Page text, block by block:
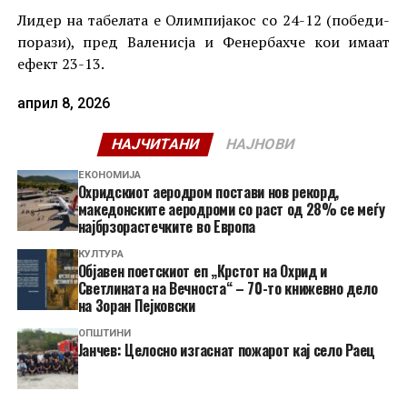
Лидер на табелата е Олимпијакос со 24-12 (победи-
порази), пред Валенисја и Фенербахче кои имаат
ефект 23-13.
април 8, 2026
НАЈЧИТАНИ НАЈНОВИ
ЕКОНОМИЈА
Охридскиот аеродром постави нов рекорд,
македонските аеродроми со раст од 28% се меѓу
најбрзорастечките во Европа
КУЛТУРА
Објавен поетскиот еп „Крстот на Охрид и
Светлината на Вечноста“ – 70-то книжевно дело
на Зоран Пејковски
ОПШТИНИ
Јанчев: Целосно изгаснат пожарот кај село Раец